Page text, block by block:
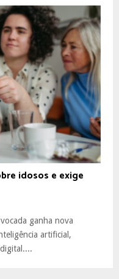
idosos e exige
ganha nova
artificial,